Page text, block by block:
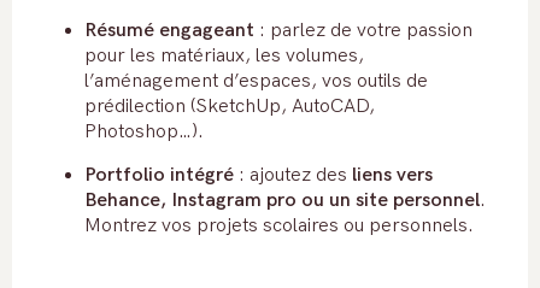
Résumé engageant : parlez de votre passion
pour les matériaux, les volumes,
l’aménagement d’espaces, vos outils de
prédilection (SketchUp, AutoCAD,
Photoshop…).
Portfolio intégré : ajoutez des liens vers
Behance, Instagram pro ou un site personnel.
Montrez vos projets scolaires ou personnels.